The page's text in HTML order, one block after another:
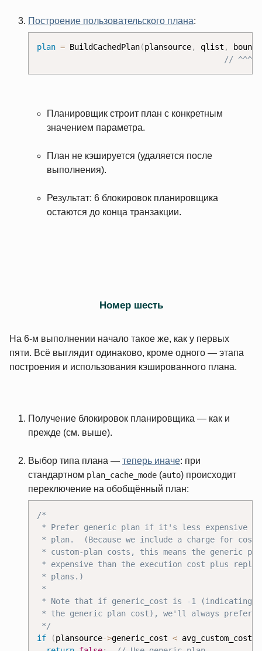
Построение пользовательского плана:
plan = BuildCachedPlan(plansource, qlist ,
//
Планировщик строит план с конкретным
значением параметра.
План не кэшируется (удаляется после
выполнения).
Результат: 6 блокировок планировщика
остаются до конца транзакции.
Номер шесть
На 6‑м выполнении начало такое же, как у первых
пяти. Всё выглядит одинаково, кроме одного — этапа
построения и использования кэшированного плана.
Получение блокировок планировщика — как и
прежде (см. выше).
Выбор типа плана — теперь иначе: при
стандартном plan_cache_mode (auto) происходит
переключение на обобщённый план:
/*
* Prefer generic plan if it's less expensive
* plan.  (Because we include a charge for
* custom-plan costs, this means the generic
* expensive than the execution cost plus
* plans.)
*
* Note that if generic_cost is -1 (indicating
* the generic plan cost), we'll always prefer
*/
if
(plansource->generic_cost < avg_custom_cost